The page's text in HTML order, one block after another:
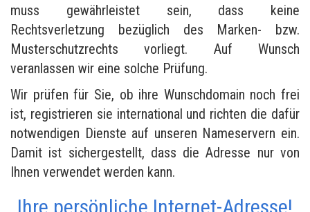
muss gewährleistet sein, dass keine
Rechtsverletzung bezüglich des Marken- bzw.
Musterschutzrechts vorliegt. Auf Wunsch
veranlassen wir eine solche Prüfung.
Wir prüfen für Sie, ob ihre Wunschdomain noch frei
ist, registrieren sie international und richten die dafür
notwendigen Dienste auf unseren Nameservern ein.
Damit ist sichergestellt, dass die Adresse nur von
Ihnen verwendet werden kann.
Ihre persönliche Internet-Adresse!